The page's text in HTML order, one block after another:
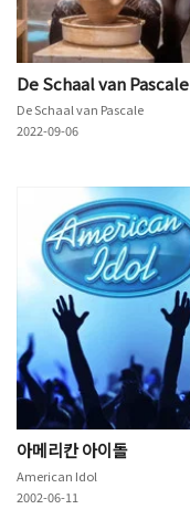
De Schaal van Pascale
De Schaal van Pascale
2022-09-06
아메리칸 아이돌
American Idol
2002-06-11